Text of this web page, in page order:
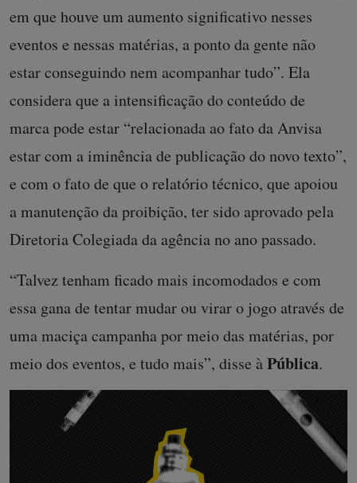
em que houve um aumento significativo nesses
eventos e nessas matérias, a ponto da gente não
estar conseguindo nem acompanhar tudo”. Ela
considera que a intensificação do conteúdo de
marca pode estar “relacionada ao fato da Anvisa
estar com a iminência de publicação do novo texto”,
e com o fato de que o relatório técnico, que apoiou
a manutenção da proibição, ter sido aprovado pela
Diretoria Colegiada da agência no ano passado.
“Talvez tenham ficado mais incomodados e com
essa gana de tentar mudar ou virar o jogo através de
uma maciça campanha por meio das matérias, por
meio dos eventos, e tudo mais”, disse àPública.